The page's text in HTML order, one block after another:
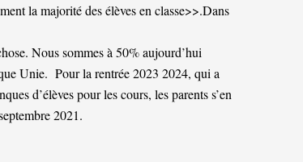
la majorité des élèves en classe>>.Dans
Nous sommes à 50% aujourd’hui
Unie. Pour la rentrée 2023 2024, qui a
d’élèves pour les cours, les parents s’en
2021.